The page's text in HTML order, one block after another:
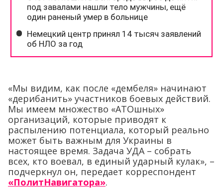
«Мы видим, как после «дембеля» начинают
«дерибанить» участников боевых действий.
Мы имеем множество «АТОшных»
организаций, которые приводят к
распылению потенциала, который реально
может быть важным для Украины в
настоящее время. Задача УДА – собрать
всех, кто воевал, в единый ударный кулак», –
подчеркнул он, передает корреспондент
«ПолитНавигатора».